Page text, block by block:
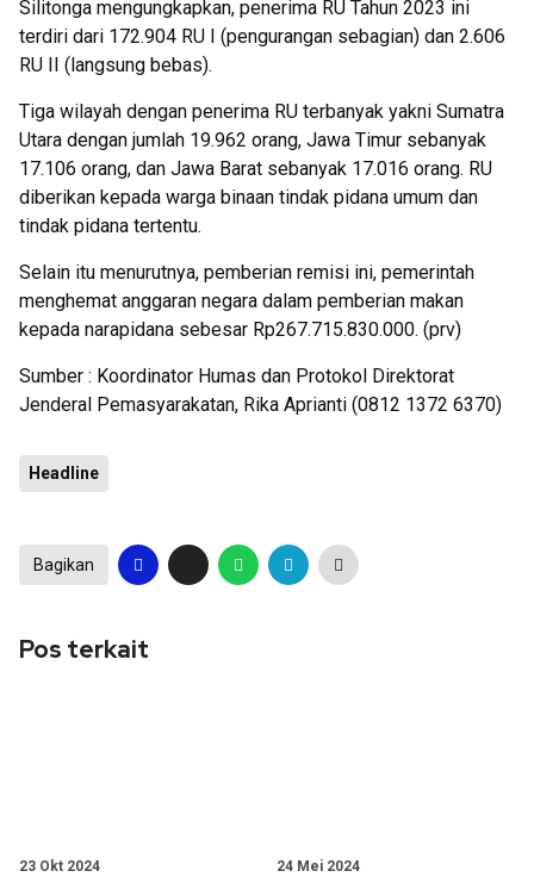
Silitonga mengungkapkan, penerima RU Tahun 2023 ini
terdiri dari 172.904 RU I (pengurangan sebagian) dan 2.606
RU II (langsung bebas).
Tiga wilayah dengan penerima RU terbanyak yakni Sumatra
Utara dengan jumlah 19.962 orang, Jawa Timur sebanyak
17.106 orang, dan Jawa Barat sebanyak 17.016 orang. RU
diberikan kepada warga binaan tindak pidana umum dan
tindak pidana tertentu.
Selain itu menurutnya, pemberian remisi ini, pemerintah
menghemat anggaran negara dalam pemberian makan
kepada narapidana sebesar Rp267.715.830.000. (prv)
Sumber : Koordinator Humas dan Protokol Direktorat
Jenderal Pemasyarakatan, Rika Aprianti (0812 1372 6370)
Headline
Bagikan
Pos terkait
23 Okt 2024 24 Mei 2024